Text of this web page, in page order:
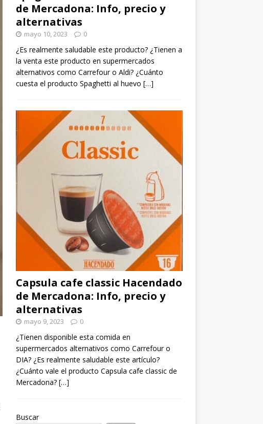
de Mercadona: Info, precio y
alternativas
mayo 10, 2023 0
¿Es realmente saludable este producto? ¿Tienen a
la venta este producto en supermercados
alternativos como Carrefour o Aldi? ¿Cuánto
cuesta el producto Spaghetti al huevo […]
Capsula cafe classic Hacendado
de Mercadona: Info, precio y
alternativas
mayo 9, 2023 0
¿Tienen disponible esta comida en
supermercados alternativos como Carrefour o
DIA? ¿Es realmente saludable este artículo?
¿Cuánto vale el producto Capsula cafe classic de
Mercadona? […]
Buscar